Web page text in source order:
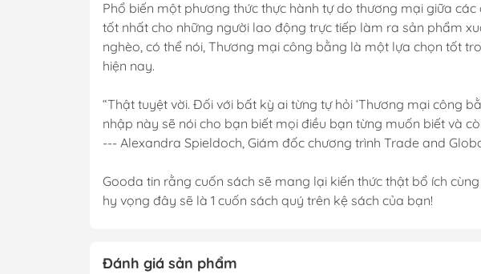
Phổ biến một phương thức thực hành tự do thương mại giữa
tốt nhất cho những người lao động trực tiếp làm ra sản phẩm
nghèo, có thể nói, Thương mại công bằng là một lựa chọn tốt
hiện nay.
“Thật tuyệt vời. Đối với bất kỳ ai từng tự hỏi ‘Thương mại công
nhập này sẽ nói cho bạn biết mọi điều bạn từng muốn biết và
--- Alexandra Spieldoch, Giám đốc chương trình Trade and
Gooda tin rằng cuốn sách sẽ mang lại kiến thức thật bổ ích
hy vọng đây sẽ là 1 cuốn sách quý trên kệ sách của bạn!
Đánh giá sản phẩm